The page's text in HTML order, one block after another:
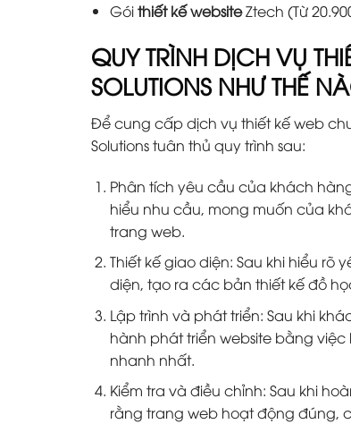
Góithiết kế websiteZtech (Từ
QUY TRÌNH DỊCH VỤ
SOLUTIONS NHƯ THẾ
Để cung cấp dịch vụ thiết kế web
Solutions tuân thủ quy trình sau:
Phân tích yêu cầu của khách
hiểu nhu cầu, mong muốn của
trang web.
Thiết kế giao diện: Sau khi hiểu rõ
diện, tạo ra các bản thiết kế đồ
Lập trình và phát triển: Sau khi
hành phát triển website bằng
nhanh nhất.
Kiểm tra và điều chỉnh: Sau khi
rằng trang web hoạt động đúng,